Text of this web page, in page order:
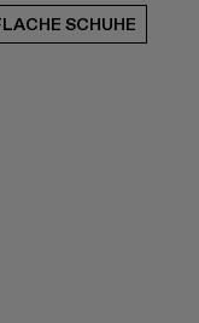
SCHUHE